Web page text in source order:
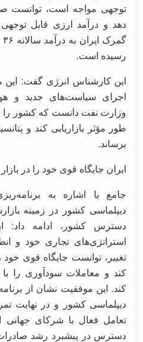
توجهی مواجه است، توانست
دهد و درآمد ارزی قابل
رسیده است.
این کارشناس انرژی گفت: این
اجرای سیاست‌های جدید و
وزارت نفت دانست که کشور را
طور مؤثر بازاریابی کند و
برساند.
ایران جایگاه قوی خود را در
جامع با اشاره به
دیپلماسی کشور در زمینه
دسترس کشور، ادامه داد:
استراتژی‌های تجاری خود و
تغییر، توانست جایگاه قوی
کند و معاملات سودآوری را با
کند. این موفقیت نشان از
دیپلماسی کشور و در نهایت
تعامل فعال با شرکای جهانی
دسترس در پیشبرد رشد